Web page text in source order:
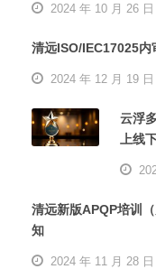
2024 年 10 月 26 日
清远ISO/IEC17025
2024 年 12 月 19 日
云浮
上线
清远新版APQP培训
知
2024 年 11 月 28 日